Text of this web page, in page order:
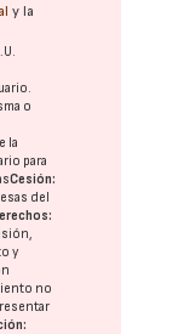
y la
o
la
para
Cesión:
del
y
no